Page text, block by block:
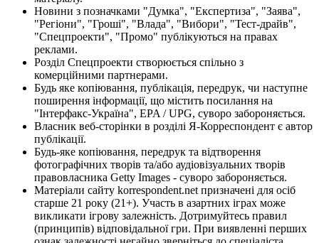
Новини з позначками "Думка", "Експертиза", "Заява",
"Регіони", "Гроші", "Влада", "Вибори", "Тест-драйв",
"Спецпроекти", "Промо" публікуються на правах
реклами.
Розділ Спецпроекти створюється спільно з
комерційними партнерами.
Будь яке копіювання, публікація, передрук, чи наступне
поширення інформації, що містить посилання на
"Інтерфакс-Україна", EPA / UPG, суворо забороняється.
Власник веб-сторінки в розділі Я-Корреспондент є автор
публікації.
Будь-яке копіювання, передрук та відтворення
фотографічних творів та/або аудіовізуальних творів
правовласника Getty Images - суворо забороняється.
Матеріали сайту korrespondent.net призначені для осіб
старше 21 року (21+). Участь в азартних іграх може
викликати ігрову залежність. Дотримуйтесь правил
(принципів) відповідальної гри. При виявленні перших